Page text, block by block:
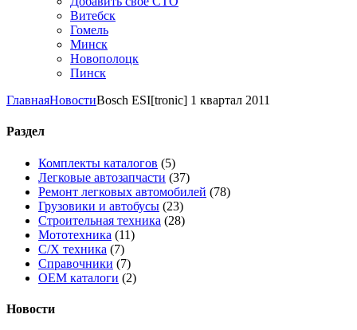
Витебск
Гомель
Минск
Новополоцк
Пинск
ГлавнаяНовостиBosch ESI[tronic] 1 квартал 2011
Раздел
Комплекты каталогов (5)
Легковые автозапчасти (37)
Ремонт легковых автомобилей (78)
Грузовики и автобусы (23)
Строительная техника (28)
Мототехника (11)
С/Х техника (7)
Справочники (7)
OEM каталоги (2)
Новости